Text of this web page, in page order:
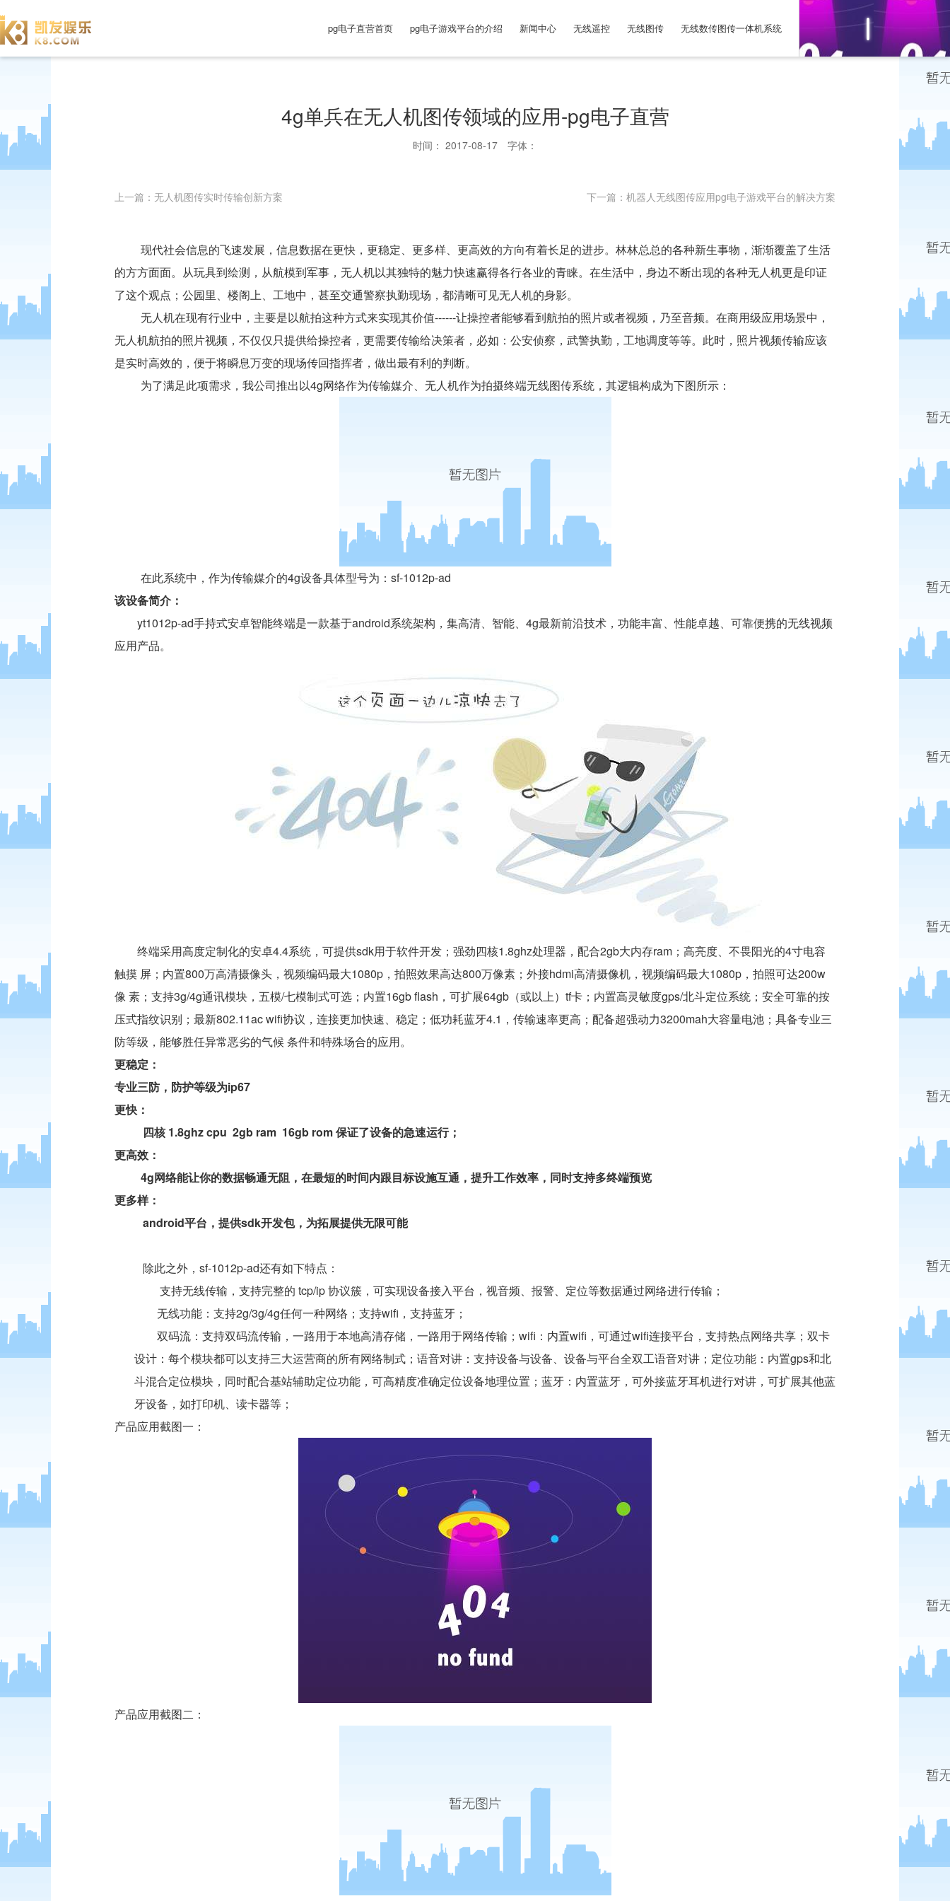
pg电子直营首页 pg电子游戏平台的介绍 新闻中心 无线遥控 无线图传 无线数传图传一体机系统
4g单兵在无人机图传领域的应用-pg电子直营
时间： 2017-08-17 字体：
上一篇：无人机图传实时传输创新方案 下一篇：机器人无线图传应用pg电子游戏平台的解决方案
现代社会信息的飞速发展，信息数据在更快，更稳定、更多样、更高效的方向有着长足的进步。林林总总的各种新生事物，渐渐覆盖了生活
的方方面面。从玩具到绘测，从航模到军事，无人机以其独特的魅力快速赢得各行各业的青睐。在生活中，身边不断出现的各种无人机更是印证
了这个观点；公园里、楼阁上、工地中，甚至交通警察执勤现场，都清晰可见无人机的身影。
无人机在现有行业中，主要是以航拍这种方式来实现其价值------让操控者能够看到航拍的照片或者视频，乃至音频。在商用级应用场景中，
无人机航拍的照片视频，不仅仅只提供给操控者，更需要传输给决策者，必如：公安侦察，武警执勤，工地调度等等。此时，照片视频传输应该
是实时高效的，便于将瞬息万变的现场传回指挥者，做出最有利的判断。
为了满足此项需求，我公司推出以4g网络作为传输媒介、无人机作为拍摄终端无线图传系统，其逻辑构成为下图所示：
在此系统中，作为传输媒介的4g设备具体型号为：sf-1012p-ad
该设备简介：
yt1012p-ad手持式安卓智能终端是一款基于android系统架构，集高清、智能、4g最新前沿技术，功能丰富、性能卓越、可靠便携的无线视频
应用产品。
终端采用高度定制化的安卓4.4系统，可提供sdk用于软件开发；强劲四核1.8ghz处理器，配合2gb大内存ram；高亮度、不畏阳光的4寸电容
触摸 屏；内置800万高清摄像头，视频编码最大1080p，拍照效果高达800万像素；外接hdmi高清摄像机，视频编码最大1080p，拍照可达200w
像 素；支持3g/4g通讯模块，五模/七模制式可选；内置16gb flash，可扩展64gb（或以上）tf卡；内置高灵敏度gps/北斗定位系统；安全可靠的按
压式指纹识别；最新802.11ac wifi协议，连接更加快速、稳定；低功耗蓝牙4.1，传输速率更高；配备超强动力3200mah大容量电池；具备专业三
防等级，能够胜任异常恶劣的气候 条件和特殊场合的应用。
更稳定：
专业三防，防护等级为ip67
更快：
四核 1.8ghz cpu 2gb ram 16gb rom 保证了设备的急速运行；
更高效：
4g网络能让你的数据畅通无阻，在最短的时间内跟目标设施互通，提升工作效率，同时支持多终端预览
更多样：
android平台，提供sdk开发包，为拓展提供无限可能
除此之外，sf-1012p-ad还有如下特点：
支持无线传输，支持完整的 tcp/ip 协议簇，可实现设备接入平台，视音频、报警、定位等数据通过网络进行传输；
无线功能：支持2g/3g/4g任何一种网络；支持wifi，支持蓝牙；
双码流：支持双码流传输，一路用于本地高清存储，一路用于网络传输；wifi：内置wifi，可通过wifi连接平台，支持热点网络共享；双卡
设计：每个模块都可以支持三大运营商的所有网络制式；语音对讲：支持设备与设备、设备与平台全双工语音对讲；定位功能：内置gps和北
斗混合定位模块，同时配合基站辅助定位功能，可高精度准确定位设备地理位置；蓝牙：内置蓝牙，可外接蓝牙耳机进行对讲，可扩展其他蓝
牙设备，如打印机、读卡器等；
产品应用截图一：
产品应用截图二：